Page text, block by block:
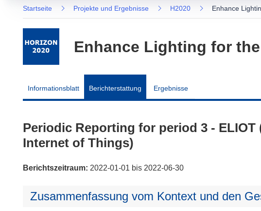
Startseite Projekte und Ergebnisse H2020 Enhance
Enhance Lighting for
Informationsblatt Berichterstattung Ergebnisse
Periodic Reporting for period 3 -
Internet of Things)
Berichtszeitraum: 2022-01-01 bis 2022-06-30
Zusammenfassung vom Kontext und den